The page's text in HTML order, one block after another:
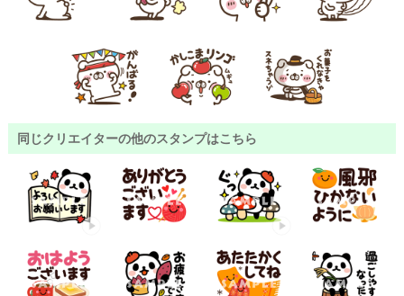
同じクリエイターの他のスタンプはこちら